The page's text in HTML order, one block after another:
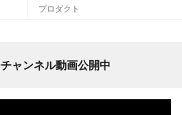
プロダクト
ャンネル動画公開中